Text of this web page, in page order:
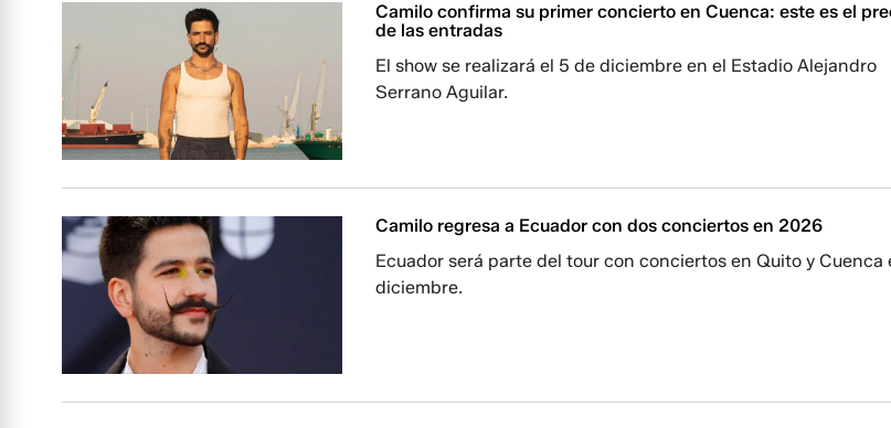
Camilo confirma su primer concierto en Cuenca: este es el
de las entradas
El show se realizará el 5 de diciembre en el Estadio Alejandro
Serrano Aguilar.
Camilo regresa a Ecuador con dos conciertos en 2026
Ecuador será parte del tour con conciertos en Quito y Cuenca
diciembre.